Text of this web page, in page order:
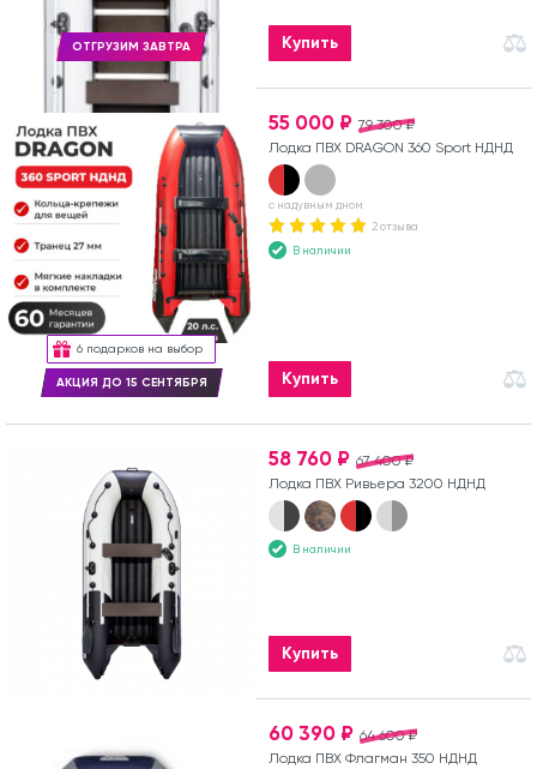
ОТГРУЗИМ ЗАВТРА Купить
6 подарков на выбор
АКЦИЯ ДО 15 СЕНТЯБРЯ
79 300 ₽
55 000 ₽
Лодка ПВХ DRAGON 360 Sport НДНД
с надувным дном
2 отзыва
В наличии
Купить
67 400 ₽
58 760 ₽
Лодка ПВХ Ривьера 3200 НДНД
В наличии
Купить
64 600 ₽
60 390 ₽
Лодка ПВХ Флагман 350 НДНД